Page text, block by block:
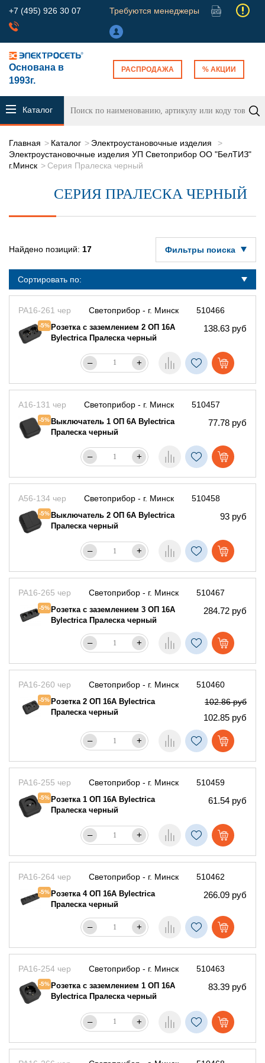
+7 (495) 926 30 07 Требуются менеджеры
Основана в
1993г.
РАСПРОДАЖА % АКЦИИ
Каталог
Главная Каталог
Электроустановочные изделия
Электроустановочные изделия УП Светоприбор ОО "БелТИЗ"
г.Минск
Серия Пралеска черный
СЕРИЯ ПРАЛЕСКА ЧЕРНЫЙ
Найдено позиций: 17 Фильтры поиска
Сортировать по:
510466
РА16-261 чер
-5%Розетка с заземлением 2 ОП 16А
Bylectrica Пралеска черный
138.63 руб
Светоприбор - г. Минск
– +
510457
А16-131 чер
-5%Выключатель 1 ОП 6А Bylectrica
Пралеска черный
77.78 руб
Светоприбор - г. Минск
– +
510458
А56-134 чер
-5% Выключатель 2 ОП 6А Bylectrica
Пралеска черный
93 руб
Светоприбор - г. Минск
– +
510467
РА16-265 чер
-5% Розетка с заземлением 3 ОП 16А
Bylectrica Пралеска черный
284.72 руб
Светоприбор - г. Минск
– +
510460
РА16-260 чер
-5% Розетка 2 ОП 16А Bylectrica
Пралеска черный
102.86 руб
102.85 руб
Светоприбор - г. Минск
– +
510459
РА16-255 чер
-5% Розетка 1 ОП 16А Bylectrica
Пралеска черный
61.54 руб
Светоприбор - г. Минск
– +
510462
РА16-264 чер
-5% Розетка 4 ОП 16А Bylectrica
Пралеска черный
266.09 руб
Светоприбор - г. Минск
– +
510463
РА16-254 чер
-5% Розетка с заземлением 1 ОП 16А
Bylectrica Пралеска черный
83.39 руб
Светоприбор - г. Минск
– +